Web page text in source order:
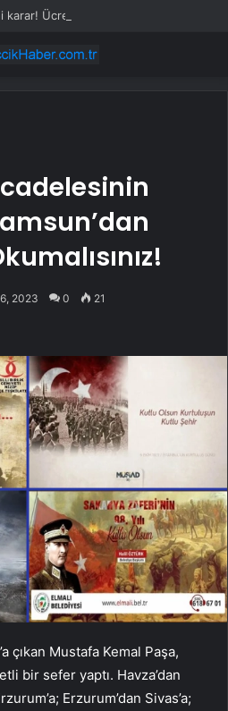
karar! Ücreti müşteri ödeyecek
2023 0 21
çıkan Mustafa Kemal Paşa,
bir sefer yaptı. Havza’dan
Erzurum’dan Sivas’a;